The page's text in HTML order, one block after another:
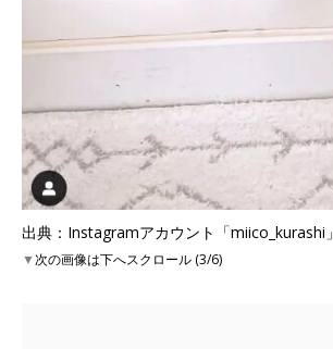
出典：Instagramアカウント「miico_kurashi」
▼次の画像は下へスクロール (3/6)